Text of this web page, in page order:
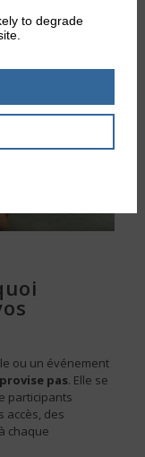
ou un événement
pas. Elle se
participants
accès, des
chaque
to degrade